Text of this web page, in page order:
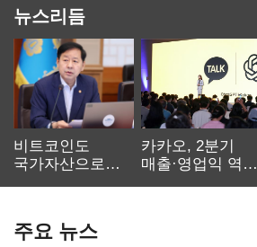
뉴스리듬
비트코인도
국가자산으로…'
카카오, 2분기
매출·영업익 역대
주요 뉴스